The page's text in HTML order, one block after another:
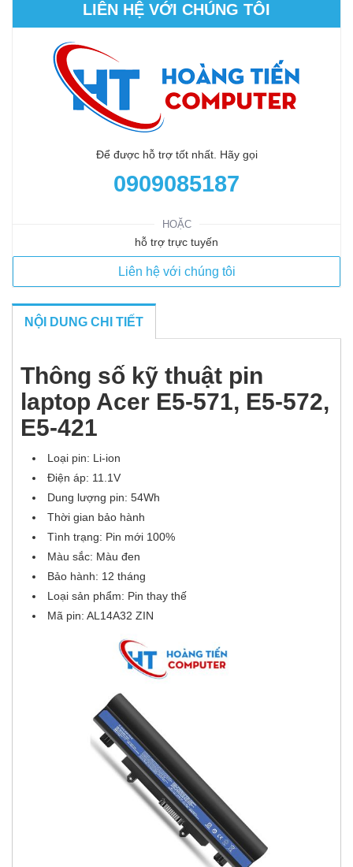
LIÊN HỆ VỚI CHÚNG TÔI
Để được hỗ trợ tốt nhất. Hãy gọi
0909085187
HOẶC
hỗ trợ trực tuyến
Liên hệ với chúng tôi
NỘI DUNG CHI TIẾT
Thông số kỹ thuật pin
laptop Acer E5-571, E5-572,
E5-421
Loại pin: Li-ion
Điện áp: 11.1V
Dung lượng pin: 54Wh
Thời gian bảo hành
Tình trạng: Pin mới 100%
Màu sắc: Màu đen
Bảo hành: 12 tháng
Loại sản phẩm: Pin thay thế
Mã pin: AL14A32 ZIN